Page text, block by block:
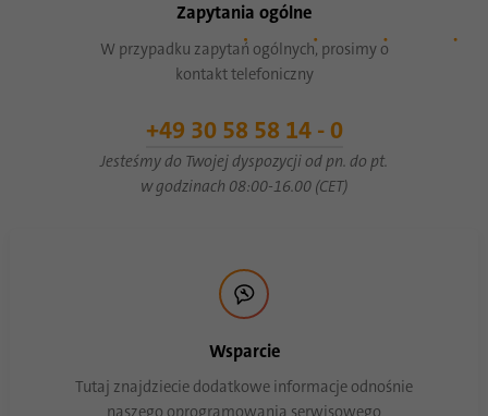
Zapytania ogólne
W przypadku zapytań ogólnych, prosimy o
kontakt telefoniczny
+49 30 58 58 14 - 0
Jesteśmy do Twojej dyspozycji od pn. do pt.
w godzinach 08:00-16.00 (CET)
Wsparcie
Tutaj znajdziecie dodatkowe informacje odnośnie